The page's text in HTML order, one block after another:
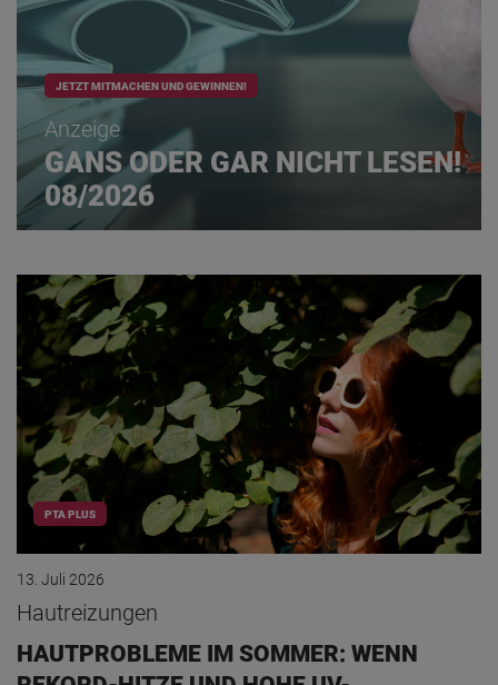
JETZT MITMACHEN UND GEWINNEN!
Anzeige
GANS ODER GAR NICHT LESEN!
08/2026
PTA PLUS
13. Juli 2026
Hautreizungen
HAUTPROBLEME IM SOMMER: WENN